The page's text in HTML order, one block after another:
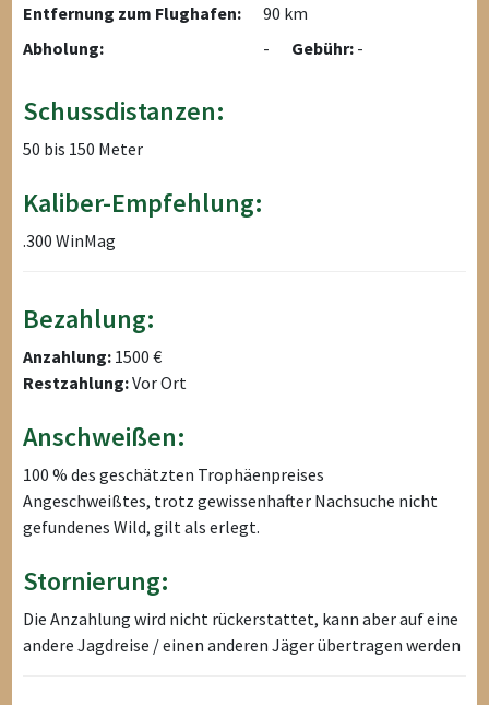
Entfernung zum Flughafen:
90 km
Abholung:
- Gebühr: -
Schussdistanzen:
50 bis 150 Meter
Kaliber-Empfehlung:
.300 WinMag
Bezahlung:
Anzahlung: 1500 €
Restzahlung:Vor Ort
Anschweißen:
100 % des geschätzten Trophäenpreises
Angeschweißtes, trotz gewissenhafter Nachsuche nicht
gefundenes Wild, gilt als erlegt.
Stornierung:
Die Anzahlung wird nicht rückerstattet, kann aber auf eine
andere Jagdreise / einen anderen Jäger übertragen werden